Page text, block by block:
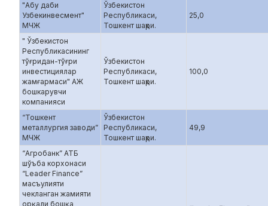
"Абу даби
Узбекинвесмент"
МЧЖ
Ўзбекистон
Республикаси,
Тошкент шаҳри.
25,0
" Ўзбекистон
Республикасининг
тўғридан-тўғри
инвестициялар
жамғармаси" АЖ
бошкарувчи
компанияси
Ўзбекистон
Республикаси,
Тошкент шаҳри.
100,0
“Тошкент
металлургия заводи”
МЧЖ
Ўзбекистон
Республикаси,
Тошкент шаҳри.
49,9
“Агробанк” АТБ
шўъба корхонаси
“Leader Finance”
масъулияти
чекланган жамияти
орқали бошқа